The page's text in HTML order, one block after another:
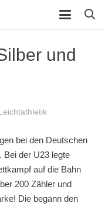
und
Leichtathletik
bei den Deutschen
der U23 legte
auf die Bahn
200 Zähler und
Die begann den